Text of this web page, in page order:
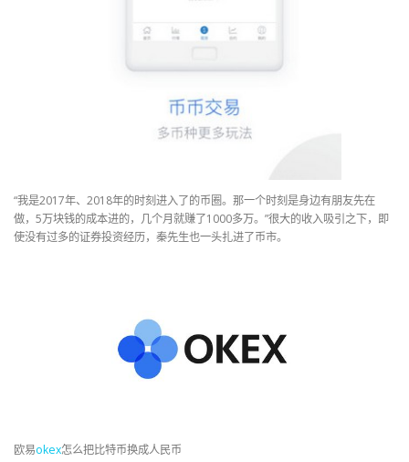
“我是2017年、2018年的时刻进入了的币圈。那一个时刻是身边有朋友先在
做，5万块钱的成本进的，几个月就赚了1000多万。”很大的收入吸引之下，即
使没有过多的证券投资经历，秦先生也一头扎进了币市。
欧易okex怎么把比特币换成人民币